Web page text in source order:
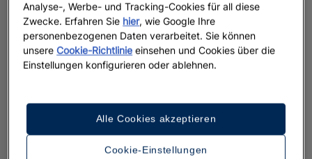
Analyse-, Werbe- und Tracking-Cookies für all diese
Zwecke. Erfahren Sie hier, wie Google Ihre
personenbezogenen Daten verarbeitet. Sie können
unsereCookie-Richtlinie einsehen und Cookies über die
Einstellungen konfigurieren oder ablehnen.
Cookie-Einstellungen
Alle Cookies akzeptieren